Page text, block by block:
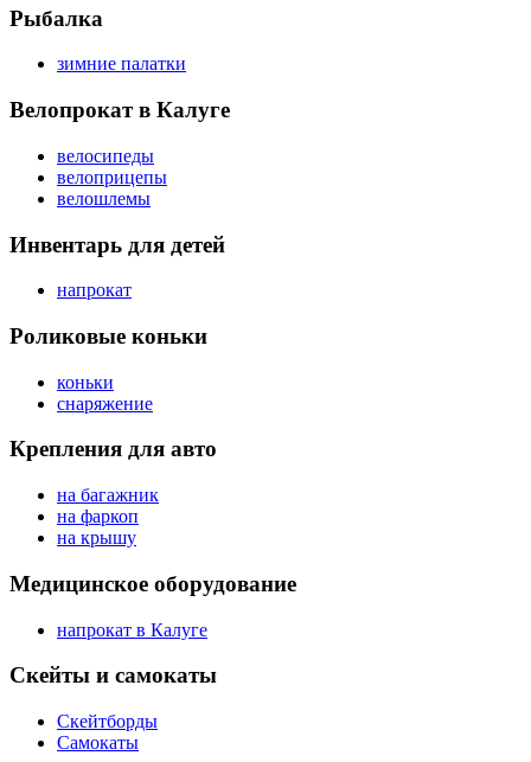
Рыбалка
зимние палатки
Велопрокат в Калуге
велосипеды
велоприцепы
велошлемы
Инвентарь для детей
напрокат
Роликовые коньки
коньки
снаряжение
Крепления для авто
на багажник
на фаркоп
на крышу
Медицинское оборудование
напрокат в Калуге
Скейты и самокаты
Скейтборды
Самокаты